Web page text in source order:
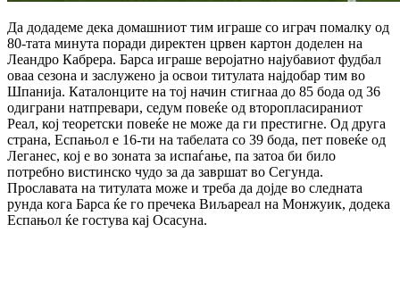
Да додадеме дека домашниот тим играше со играч помалку од
80-тата минута поради директен црвен картон доделен на
Леандро Кабрера. Барса играше веројатно најубавиот фудбал
оваа сезона и заслужено ја освои титулата најдобар тим во
Шпанија. Каталонците на тој начин стигнаа до 85 бода од 36
одиграни натпревари, седум повеќе од второпласираниот
Реал, кој теоретски повеќе не може да ги престигне. Од друга
страна, Еспањол е 16-ти на табелата со 39 бода, пет повеќе од
Леганес, кој е во зоната за испаѓање, па затоа би било
потребно вистинско чудо за да завршат во Сегунда.
Прославата на титулата може и треба да дојде во следната
рунда кога Барса ќе го пречека Виљареал на Монжуик, додека
Еспањол ќе гостува кај Осасуна.